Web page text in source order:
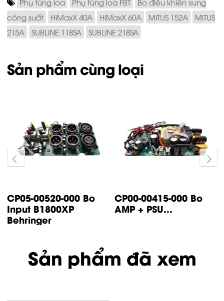
công suất
HiMaxX 40A HiMaxX 60A MITUS 152A
MITUS
215A
SUBLINE 118SA SUBLINE 218SA
Sản phẩm cùng loại
CP14-00447-000 Bo
control IP500
Turbsound
CP05-00500-000 Bo
input IP1000 /
Sản phẩm đã xem